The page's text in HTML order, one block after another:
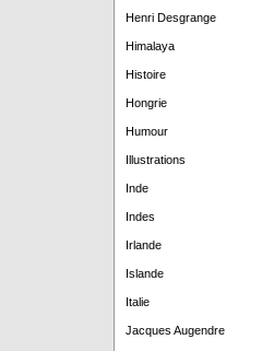
Henri Desgrange
Himalaya
Histoire
Hongrie
Humour
Illustrations
Inde
Indes
Irlande
Islande
Italie
Jacques Augendre